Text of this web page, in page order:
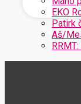
EKO
Patirk
Aš/
Jūsų